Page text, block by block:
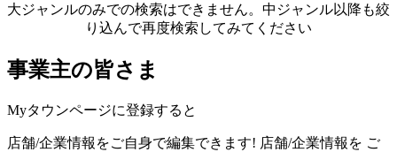
大ジャンルのみでの検索はできません。中ジャンル以降も絞
り込んで再度検索してみてください
事業主の皆さま
Myタウンページに登録すると
店舗/企業情報をご自身で編集できます! 店舗/企業情報を ご